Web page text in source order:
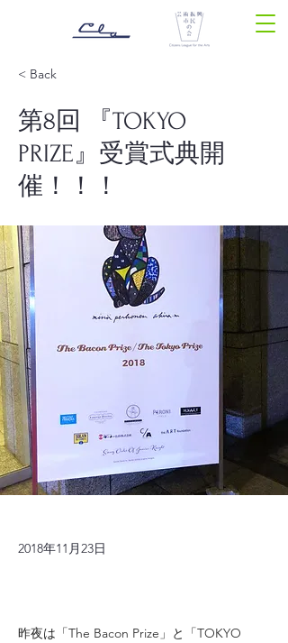
< Back
第8回 『TOKYO
PRIZE』受賞式典開
催！！！
2018年11月23日
昨夜は「The Bacon Prize」と「TOKYO